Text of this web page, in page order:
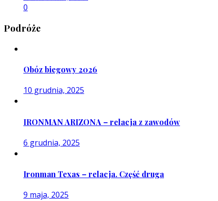
0
Podróże
Obóz biegowy 2026
10 grudnia, 2025
IRONMAN ARIZONA – relacja z zawodów
6 grudnia, 2025
Ironman Texas – relacja. Część druga
9 maja, 2025